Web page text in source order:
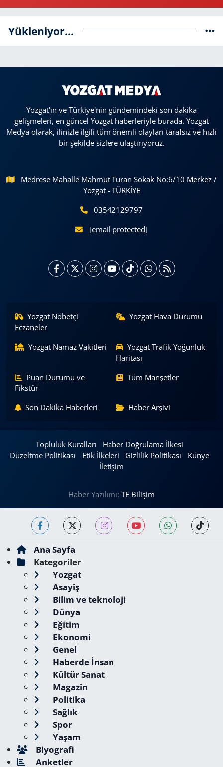
Yükleniyor...
Yozgat'ın ve Türkiye'nin gündemindeki son dakika
gelişmeleri, en güncel Yozgat haberleriyle burada. Yozgat
Medya olarak, ilinizle ilgili tüm önemli olayları tarafsız ve hızlı
bir şekilde sizlere ulaştırıyoruz.
Medrese Mahalle Mahmut Turan Sokak No:6/10 Merkez /
Yozgat - TÜRKİYE
03542129797
[email protected]
Yozgat Nöbetçi
Eczaneler
Yozgat Hava Durumu
Yozgat Namaz Vakitleri
Yozgat Trafik Yoğunluk
Haritası
Puan Durumu ve
Fikstür
Tüm Manşetler
Son Dakika Haberleri Haber Arşivi
Topluluk Kuralları
Haber Doğrulama İlkesi
Düzeltme Politikası
Etik İlkeleri Gizlilik Politikası
Künye
İletişim
Haber Yazılımı: TE Bilişim
Ana Sayfa
Kategoriler
Yozgat
Asayiş
Bilim ve teknoloji
Dünya
Eğitim
Ekonomi
Genel
Haberde İnsan
Kültür Sanat
Magazin
Politika
Sağlık
Spor
Yaşam
Biyografi
Anketler